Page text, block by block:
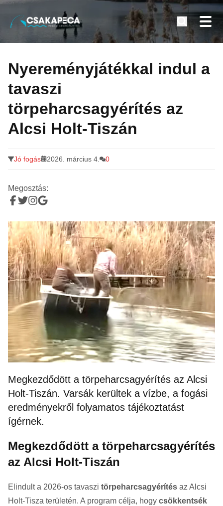
tartalomra
Minden a horgászatról
Nyereményjátékkal indul a
tavaszi
törpeharcsagyérítés az
Alcsi Holt-Tiszán
Jó fogás 2026. március 4. 0
Megosztás:
Megkezdődött a törpeharcsagyérítés az Alcsi
Holt-Tiszán. Varsák kerültek a vízbe, a fogási
eredményekről folyamatos tájékoztatást
ígérnek.
Megkezdődött a törpeharcsagyérítés
az Alcsi Holt-Tiszán
Elindult a 2026-os tavaszi törpeharcsagyérítés az Alcsi
Holt-Tisza területén. A program célja, hogy csökkentsék